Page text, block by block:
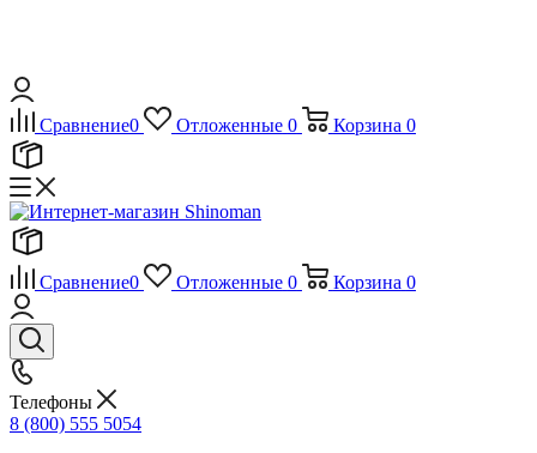
Сравнение0 Отложенные 0 Корзина 0
Сравнение0 Отложенные 0 Корзина 0
Телефоны
8 (800) 555 5054